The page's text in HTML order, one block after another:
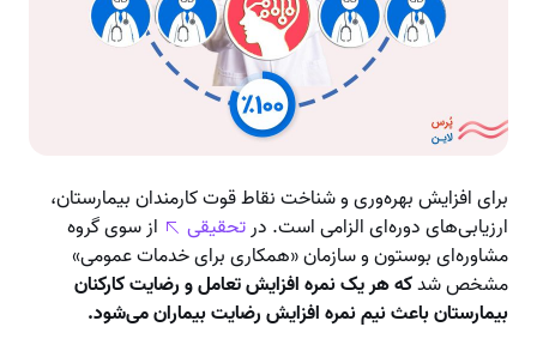
برای افزایش بهره‌وری و شناخت نقاط قوت کارمندان بیمارستان،
ارزیابی‌های دوره‌ای الزامی است. درتحقیقی
از سوی گروه
مشاوره‌ای بوستون و سازمان «همکاری برای خدمات عمومی»
مشخص شدکه هر یک نمره افزایش تعامل و رضایت کارکنان
بیمارستان باعث نیم نمره افزایش رضایت بیماران می‌شود.